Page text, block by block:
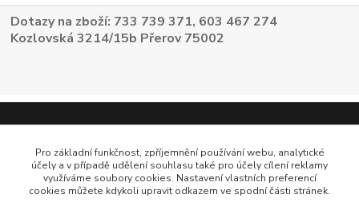
Dotazy na zboží: 733 739 371, 603 467 274
Kozlovská 3214/15b Přerov 75002
Pro základní funkčnost, zpříjemnění používání webu, analytické
účely a v případě udělení souhlasu také pro účely cílení reklamy
využíváme soubory cookies. Nastavení vlastních preferencí
cookies můžete kdykoli upravit odkazem ve spodní části stránek.